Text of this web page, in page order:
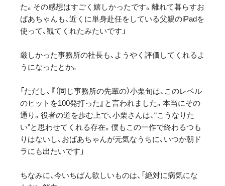
た。その感想はすごく嬉しかったです。離れて暮らすお
ばあちゃんも、近くに単身赴任をしている父親のiPadを
使って、観てくれたみたいです」
厳しかった事務所の社長も、ようやく評価してくれるよ
うになったとか。
「ただし、『（同じ事務所の先輩の）小栗旬は、このレベル
のヒットを100発打った』と言われました。本当にその
通り。役者の道を歩む上で、小栗さんは、“こうなりた
い”と思わせてくれる存在。僕もこの一作で終わるつも
りはないし、おばあちゃんが元気なうちに、いつか朝ド
ラにも出たいです」
ちなみに、今いちばん欲しいものは、「絶対に病気にな